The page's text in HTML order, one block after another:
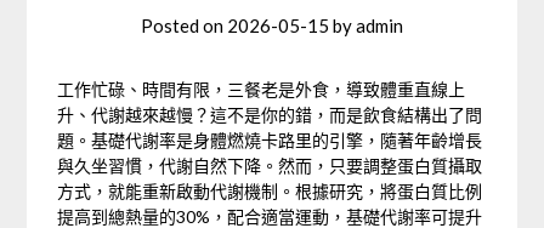
Posted on 2026-05-15 byadmin
工作忙碌、時間有限，三餐老是外食，導致體重直線上
升、代謝越來越慢？這不是你的錯，而是飲食結構出了問
題。基礎代謝率是身體燃燒卡路里的引擎，隨著年齡增長
與久坐習慣，代謝自然下降。然而，只要調整蛋白質攝取
方式，就能重新啟動代謝機制。根據研究，將蛋白質比例
提高到總熱量的30%，配合適當運動，基礎代謝率可提升